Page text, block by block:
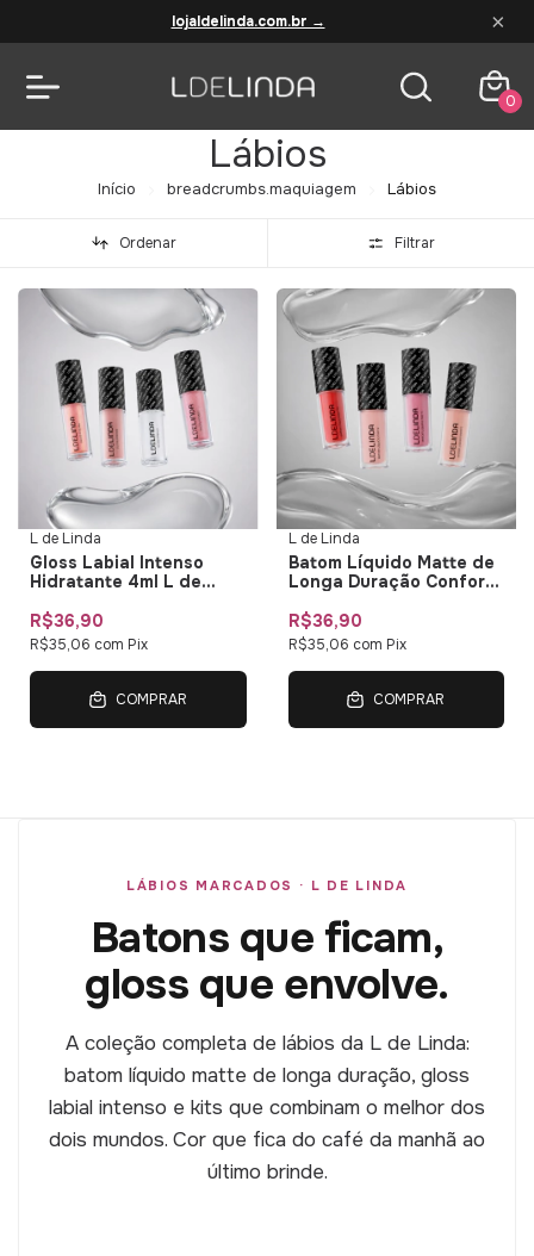
lojaldelinda.com.br → ×
0
Lábios
Início breadcrumbs.maquiagem Lábios
Ordenar Filtrar
L de Linda
Gloss Labial Intenso
Hidratante 4ml L de
R$36,90
R$35,06 com Pix
COMPRAR
L de Linda
Batom Líquido Matte de
Longa Duração Confort
R$36,90
R$35,06 com Pix
COMPRAR
LÁBIOS MARCADOS · L DE LINDA
Batons que ficam,
gloss que envolve.
A coleção completa de lábios da L de Linda:
batom líquido matte de longa duração, gloss
labial intenso e kits que combinam o melhor dos
dois mundos. Cor que fica do café da manhã ao
último brinde.